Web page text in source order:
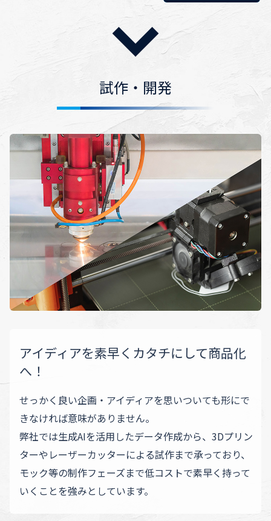
試作・開発
アイディアを素早くカタチにして商品化
へ！
せっかく良い企画・アイディアを思いついても形にで
きなければ意味がありません。
弊社では生成AIを活用したデータ作成から、3Dプリン
ターやレーザーカッターによる試作まで承っており、
モック等の制作フェーズまで低コストで素早く持って
いくことを強みとしています。